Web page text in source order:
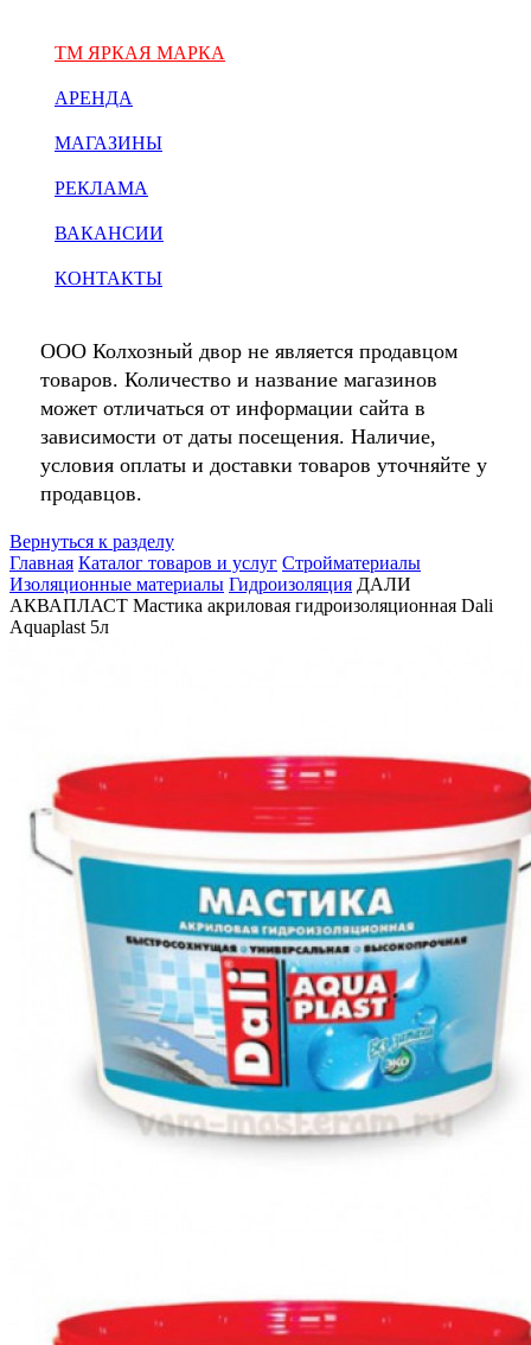
ТМ ЯРКАЯ МАРКА
АРЕНДА
МАГАЗИНЫ
РЕКЛАМА
ВАКАНСИИ
КОНТАКТЫ
ООО Колхозный двор не является продавцом
товаров. Количество и название магазинов
может отличаться от информации сайта в
зависимости от даты посещения. Наличие,
условия оплаты и доставки товаров уточняйте у
продавцов.
Вернуться к разделу
Главная Каталог товаров и услуг Стройматериалы
Изоляционные материалы Гидроизоляция ДАЛИ
АКВАПЛАСТ Мастика акриловая гидроизоляционная Dali
Aquaplast 5л